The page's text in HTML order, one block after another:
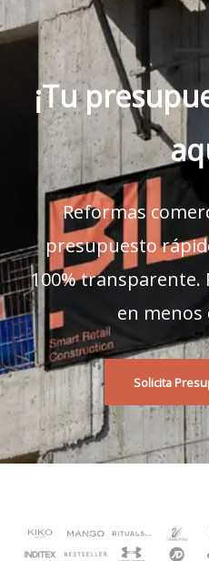
¡Tu
Reformas
presupuesto
100% transparente.
en menos
Solicita